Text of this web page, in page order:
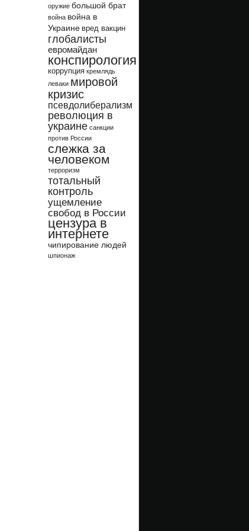
оружие большой брат
война война в
Украине вред вакцин
глобалисты
евромайдан
конспирология
коррупция кремлядь
леваки мировой
кризис
псевдолиберализм
революция в
украине санкции
против России
слежка за
человеком
терроризм
тотальный
контроль
ущемление
свобод в России
цензура в
интернете
чипирование людей
шпионаж